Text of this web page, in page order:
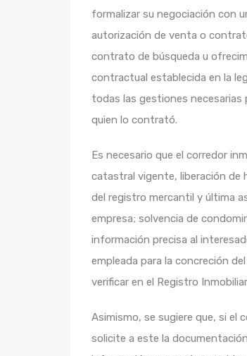
formalizar su negociación con
autorización de venta o
contrato de búsqueda u
contractual establecida en la
todas las gestiones necesarias
quien lo contrató.
Es necesario que el corredor
catastral vigente, liberación de
del registro mercantil y última
empresa; solvencia de
información precisa al
empleada para la concreción
verificar en el Registro
Asimismo, se sugiere que, si el
solicite a este la